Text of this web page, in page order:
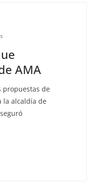
AMA
propuestas de
la alcaldía de